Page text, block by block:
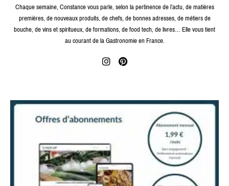
Chaque semaine, Constance vous parle, selon la pertinence de l’actu, de matières
premières, de nouveaux produits, de chefs, de bonnes adresses, de métiers de
bouche, de vins et spiritueux, de formations, de food tech, de livres… Elle vous tient
au courant de la Gastronomie en France.